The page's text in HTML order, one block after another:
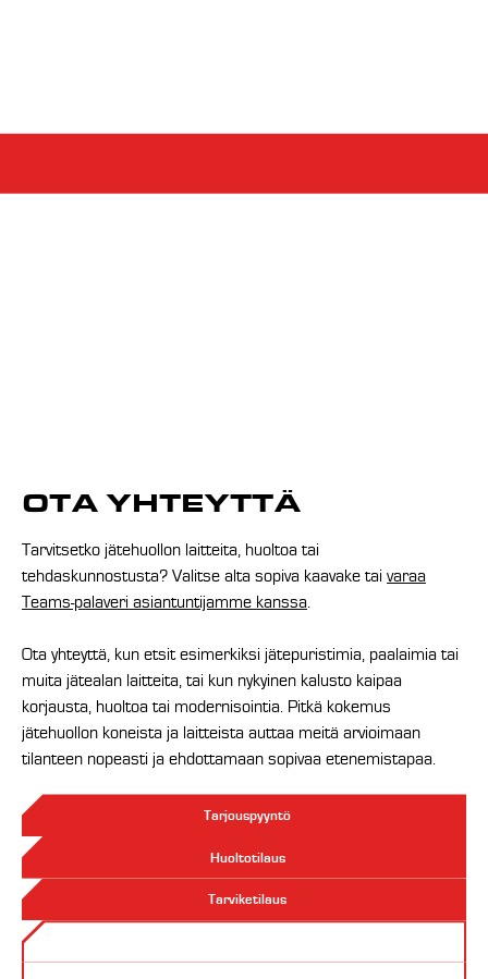
OTA YHTEYTTÄ
Tarvitsetko jätehuollon laitteita, huoltoa tai
tehdaskunnostusta? Valitse alta sopiva kaavake tai varaa
Teams-palaveri asiantuntijamme kanssa.
Ota yhteyttä, kun etsit esimerkiksi jätepuristimia, paalaimia tai
muita jätealan laitteita, tai kun nykyinen kalusto kaipaa
korjausta, huoltoa tai modernisointia. Pitkä kokemus
jätehuollon koneista ja laitteista auttaa meitä arvioimaan
tilanteen nopeasti ja ehdottamaan sopivaa etenemistapaa.
Tarjouspyyntö
Huoltotilaus
Tarviketilaus